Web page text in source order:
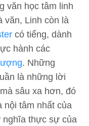
văn học tâm linh
văn, Linh còn là
có tiếng, dành
hành các
. Những
là những lời
sâu xa hơn, đó
nội tâm nhất của
nghĩa thực sự của